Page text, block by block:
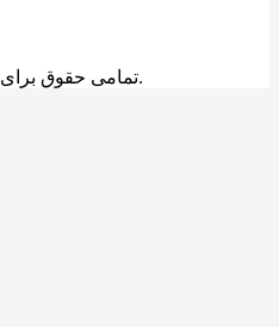
© تمامی حقوق برایمحفوظ می باشد.